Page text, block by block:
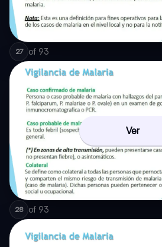
27 of 93
Ver
28 of 93